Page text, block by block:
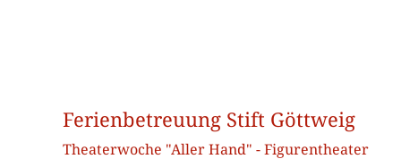
Ferienbetreuung Stift Göttweig
Theaterwoche "Aller Hand" - Figurentheater